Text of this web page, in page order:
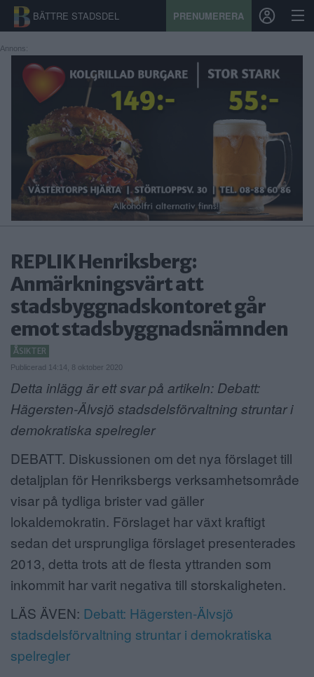
BÄTTRE STADSDEL PRENUMERERA
START
STADSDEL
PRENUMERATION
SPORT
ÅSIKTER
KONTAKT
SAMARBETEN
ANNONSERA
NÄRINGSLIV
MER
Annons:
REPLIK Henriksberg:
Anmärkningsvärt att
stadsbyggnadskontoret går
emot stadsbyggnadsnämnden
ÅSIKTER
Publicerad 14:14, 8 oktober 2020
Detta inlägg är ett svar på artikeln: Debatt:
Hägersten-Älvsjö stadsdelsförvaltning struntar i
demokratiska spelregler
DEBATT. Diskussionen om det nya förslaget till
detaljplan för Henriksbergs verksamhetsområde
visar på tydliga brister vad gäller
lokaldemokratin. Förslaget har växt kraftigt
sedan det ursprungliga förslaget presenterades
2013, detta trots att de flesta yttranden som
inkommit har varit negativa till storskaligheten.
LÄS ÄVEN: Debatt: Hägersten-Älvsjö
stadsdelsförvaltning struntar i demokratiska
spelregler